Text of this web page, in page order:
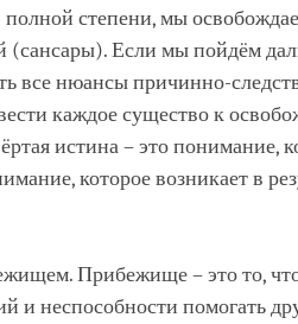
степени, мы
(сансары). Если мы пойдём
все нюансы причинно-
каждое существо к
истина – это понимание,
которое возникает в
Прибежище – это то,
и неспособности помогать